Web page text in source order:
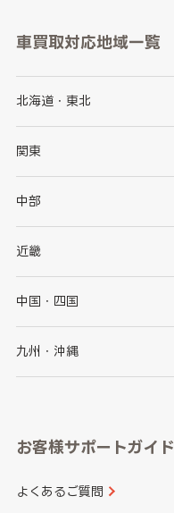
車買取対応地域一覧
北海道・東北
北海道
岩手県
秋田県
関東
茨城県
群馬県
千葉県
中部
新潟県
石川県
山梨県
愛知県
近畿
大阪府
京都府
和歌山県
中国・四国
鳥取県
山口県
香川県
九州・沖縄
長崎県
大分県
お客様サポートガイド
よくあるご質問